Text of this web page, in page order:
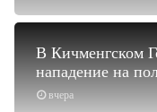
вчера
В Кичменгском
нападение на